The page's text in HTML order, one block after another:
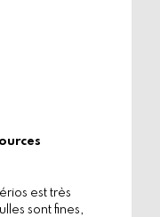
est très
sont fines,